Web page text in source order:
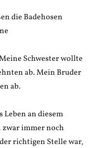
die Badehosen
Schwester wollte
ab. Mein Bruder
ab.
an diesem
zwar immer noch
richtigen Stelle war,